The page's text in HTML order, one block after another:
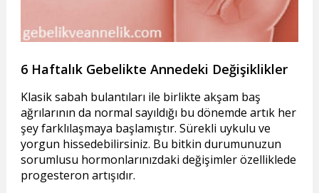
6 Haftalık Gebelikte Annedeki Değişiklikler
Klasik sabah bulantıları ile birlikte akşam baş
ağrılarının da normal sayıldığı bu dönemde artık her
şey farklılaşmaya başlamıştır. Sürekli uykulu ve
yorgun hissedebilirsiniz. Bu bitkin durumunuzun
sorumlusu hormonlarınızdaki değişimler özelliklede
progesteron artışıdır.